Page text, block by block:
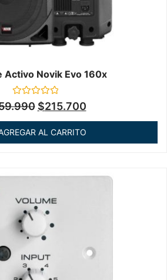
Activo Novik Evo 160x
Valorado
en
de
5
$215.700
AL CARRITO